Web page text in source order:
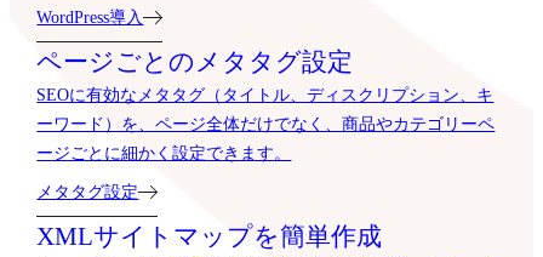
WordPress導入
ページごとのメタタグ設定
SEOに有効なメタタグ（タイトル、ディスクリプション、キ
ーワード）を、ページ全体だけでなく、商品やカテゴリーペ
ージごとに細かく設定できます。
メタタグ設定
XMLサイトマップを簡単作成